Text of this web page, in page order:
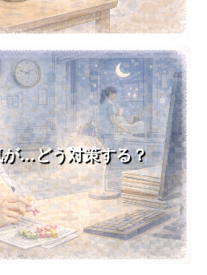
が…どう対策する？